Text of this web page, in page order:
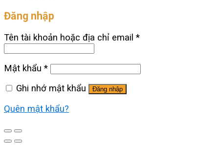
Đăng nhập
Tên tài khoản hoặc địa chỉ email *
Mật khẩu *
Ghi nhớ mật khẩu
Đăng nhập
Quên mật khẩu?